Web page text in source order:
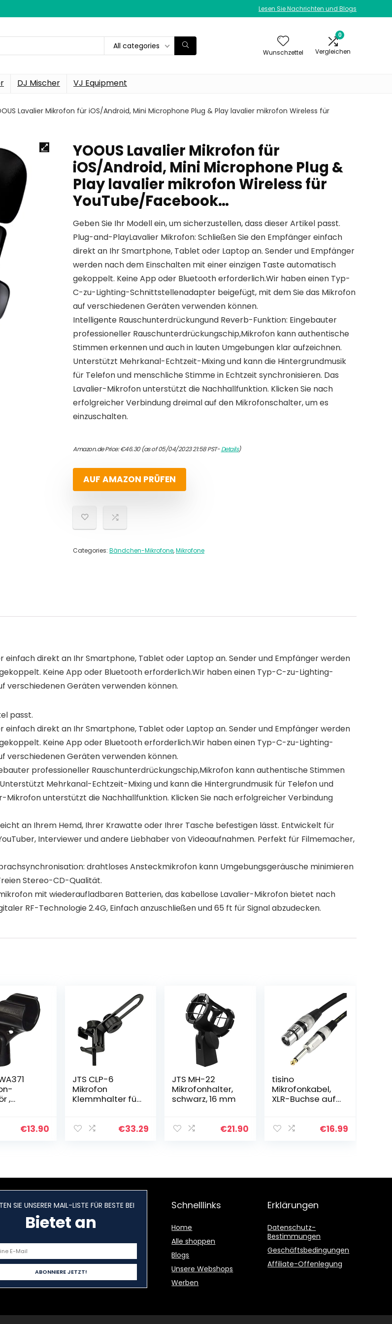
Lesen Sie Nachrichten und Blogs
All categories
Wunschzettel
0
Vergleichen
DJ Mischer VJ Equipment
Lavalier Mikrofon für iOS/Android, Mini Microphone Plug & Play lavalier mikrofon Wireless für
YOOUS Lavalier Mikrofon für
iOS/Android, Mini Microphone Plug &
Play lavalier mikrofon Wireless für
YouTube/Facebook…
Geben Sie Ihr Modell ein, um sicherzustellen, dass dieser Artikel passt.
Plug-and-PlayLavalier Mikrofon: Schließen Sie den Empfänger einfach
direkt an Ihr Smartphone, Tablet oder Laptop an. Sender und Empfänger
werden nach dem Einschalten mit einer einzigen Taste automatisch
gekoppelt. Keine App oder Bluetooth erforderlich.Wir haben einen Typ-
C-zu-Lighting-Schnittstellenadapter beigefügt, mit dem Sie das Mikrofon
auf verschiedenen Geräten verwenden können.
Intelligente Rauschunterdrückungund Reverb-Funktion: Eingebauter
professioneller Rauschunterdrückungschip,Mikrofon kann authentische
Stimmen erkennen und auch in lauten Umgebungen klar aufzeichnen.
Unterstützt Mehrkanal-Echtzeit-Mixing und kann die Hintergrundmusik
für Telefon und menschliche Stimme in Echtzeit synchronisieren. Das
Lavalier-Mikrofon unterstützt die Nachhallfunktion. Klicken Sie nach
erfolgreicher Verbindung dreimal auf den Mikrofonschalter, um es
einzuschalten.
Amazon.de Price:€46.30(as of 05/04/2023 21:58 PST-Details)
AUF AMAZON PRÜFEN
Categories: Bändchen-Mikrofone,Mikrofone
einfach direkt an Ihr Smartphone, Tablet oder Laptop an. Sender und Empfänger werden
Keine App oder Bluetooth erforderlich.Wir haben einen Typ-C-zu-Lighting-
verschiedenen Geräten verwenden können.
passt.
einfach direkt an Ihr Smartphone, Tablet oder Laptop an. Sender und Empfänger werden
Keine App oder Bluetooth erforderlich.Wir haben einen Typ-C-zu-Lighting-
verschiedenen Geräten verwenden können.
professioneller Rauschunterdrückungschip,Mikrofon kann authentische Stimmen
Mehrkanal-Echtzeit-Mixing und kann die Hintergrundmusik für Telefon und
Mikrofon unterstützt die Nachhallfunktion. Klicken Sie nach erfolgreicher Verbindung
an Ihrem Hemd, Ihrer Krawatte oder Ihrer Tasche befestigen lässt. Entwickelt für
Interviewer und andere Liebhaber von Videoaufnahmen. Perfekt für Filmemacher,
drahtloses Ansteckmikrofon kann Umgebungsgeräusche minimieren
Stereo-CD-Qualität.
mit wiederaufladbaren Batterien, das kabellose Lavalier-Mikrofon bietet nach
RF-Technologie 2.4G, Einfach anzuschließen und 65 ft für Signal abzudecken.
,
€13.90
JTS CLP-6
Mikrofon
Klemmhalter für
krofon schwarz
€33.29
JTS MH-22
Mikrofonhalter,
schwarz, 16 mm
€21.90
tisino
Mikrofonkabel,
XLR-Buchse auf
unsymmetrische
€16.99
SIE UNSERER MAIL-LISTE FÜR BESTE BEI
Bietet an
Schnelllinks
Home
Alle shoppen
Blogs
Unsere Webshops
Werben
Erklärungen
Datenschutz-
Bestimmungen
Geschäftsbedingungen
Affiliate-Offenlegung